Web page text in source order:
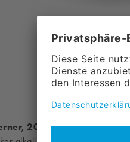
200 kg